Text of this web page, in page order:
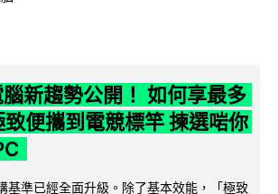
新趨勢公開！ 如何享最多
便攜到電競標竿 揀選啱你
基準已經全面升級。除了基本效能，「極致